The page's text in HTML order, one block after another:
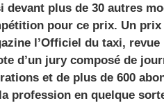
devant plus de 30 autres
pour ce prix. Un
l’Officiel du taxi,
d’un jury composé de
et de plus de 600
profession en quelque